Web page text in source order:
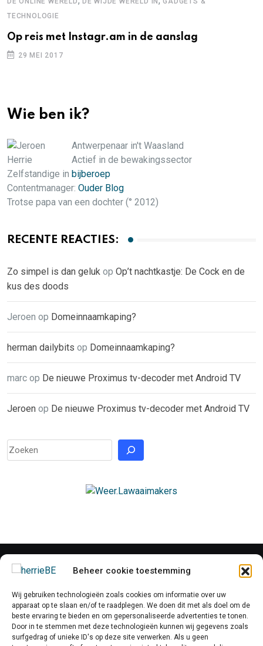
Beheer cookie toestemming
Wij gebruiken technologieën zoals cookies om informatie over uw
apparaat op te slaan en/of te raadplegen. We doen dit met als doel om de
beste ervaring te bieden en om gepersonaliseerde advertenties te tonen.
Door in te stemmen met deze technologieën kunnen wij gegevens zoals
surfgedrag of unieke ID's op deze site verwerken. Als u geen
TECHNOLOGIE
Op reis met Instagr.am in de aanslag
29 MEI 2017
Wie ben ik?
Antwerpenaar in't Waasland
Actief in de bewakingssector
Zelfstandige in bijberoep
Contentmanager: Ouder Blog
Trotse papa van een dochter (° 2012)
RECENTE REACTIES:
Zo simpel is dan geluk op Op’t nachtkastje: De Cock en de
kus des doods
Jeroen op Domeinnaamkaping?
herman dailybits op Domeinnaamkaping?
marc op De nieuwe Proximus tv-decoder met Android TV
Jeroen op De nieuwe Proximus tv-decoder met Android TV